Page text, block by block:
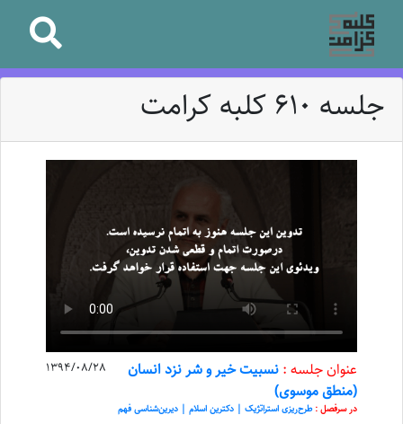
جلسه 610 کلبه کرامت
1394/08/28 عنوان جلسه : نسبیت خیر و شر نزد انسان
(منطق موسوی)
در سرفصل :طرح‌ریزی استراتژیک | دکترین اسلام | دیرین‌شناسی فهم